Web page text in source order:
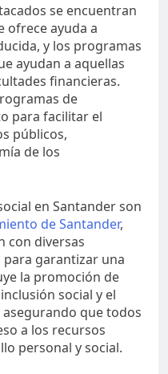
se encuentran
ofrece ayuda a
y los programas
ayudan a aquellas
financieras.
de
para facilitar el
públicos,
de los
en Santander son
de Santander,
con diversas
garantizar una
la promoción de
social y el
que todos
a los recursos
personal y social.